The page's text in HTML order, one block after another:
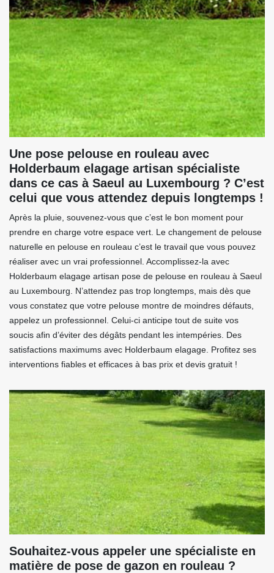
Une pose pelouse en rouleau avec
Holderbaum elagage artisan spécialiste
dans ce cas à Saeul au Luxembourg ? C’est
celui que vous attendez depuis longtemps !
Après la pluie, souvenez-vous que c’est le bon moment pour
prendre en charge votre espace vert. Le changement de pelouse
naturelle en pelouse en rouleau c’est le travail que vous pouvez
réaliser avec un vrai professionnel. Accomplissez-la avec
Holderbaum elagage artisan pose de pelouse en rouleau à Saeul
au Luxembourg. N’attendez pas trop longtemps, mais dès que
vous constatez que votre pelouse montre de moindres défauts,
appelez un professionnel. Celui-ci anticipe tout de suite vos
soucis afin d’éviter des dégâts pendant les intempéries. Des
satisfactions maximums avec Holderbaum elagage. Profitez ses
interventions fiables et efficaces à bas prix et devis gratuit !
Souhaitez-vous appeler une spécialiste en
matière de pose de gazon en rouleau ?